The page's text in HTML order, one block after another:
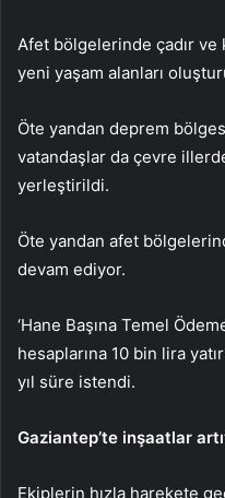
Afet bölgelerinde çadır
yeni yaşam alanları
Öte yandan deprem
vatandaşlar da çevre
yerleştirildi.
Öte yandan afet
devam ediyor.
‘Hane Başına Temel
hesaplarına 10 bin lira
yıl süre istendi.
Gaziantep’te inşaatlar
Ekiplerin hızla harekete